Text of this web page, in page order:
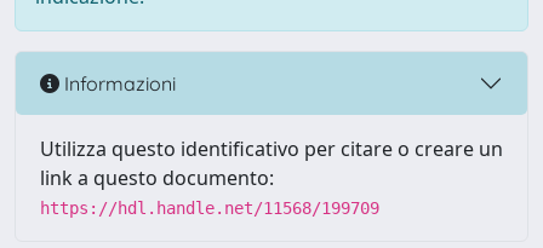
Informazioni
Utilizza questo identificativo per citare o creare un
link a questo documento:
https://hdl.handle.net/11568/199709